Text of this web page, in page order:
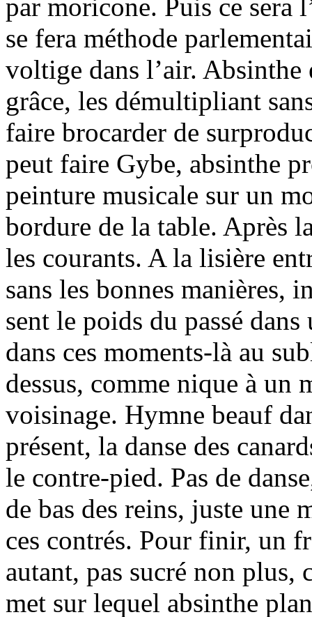
par moricone. Puis ce sera
se fera méthode
voltige dans l’air. Absinthe
grâce, les démultipliant
faire brocarder de
peut faire Gybe, absinthe
peinture musicale sur un
bordure de la table. Après
les courants. A la lisière
sans les bonnes manières,
sent le poids du passé
dans ces moments-là au
dessus, comme nique à un
voisinage. Hymne beauf
présent, la danse des
le contre-pied. Pas de
de bas des reins, juste une
ces contrés. Pour finir, un
autant, pas sucré non plus,
met sur lequel absinthe